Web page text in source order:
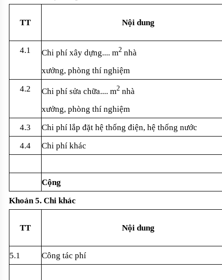
TT Nội dung
4.1 Chi phí xây dựng.... m2 nhà
xưởng, phòng thí nghiệm
4.2
Chi phí sửa chữa.... m2 nhà
xưởng, phòng thí nghiệm
4.3
Chi phí lắp đặt hệ thống điện, hệ thống nước
4.4
Chi phí khác
Cộng
Khoản 5. Chi khác
TT Nội dung
5.1 Công tác phí